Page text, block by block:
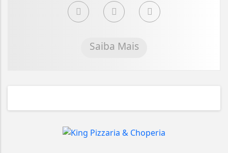
Saiba Mais